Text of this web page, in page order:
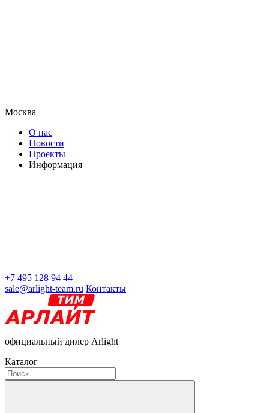
Москва
О нас
Новости
Проекты
Информация
+7 495 128 94 44
sale@arlight-team.ru Контакты
официальный дилер Arlight
Каталог